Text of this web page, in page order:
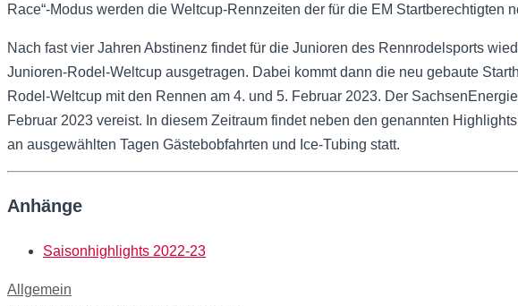
Race“-Modus werden die Weltcup-Rennzeiten der für die EM Startberechtigten
Nach fast vier Jahren Abstinenz findet für die Junioren des Rennrodelsports
Junioren-Rodel-Weltcup ausgetragen. Dabei kommt dann die neu gebaute
Rodel-Weltcup mit den Rennen am 4. und 5. Februar 2023. Der
Februar 2023 vereist. In diesem Zeitraum findet neben den genannten
an ausgewählten Tagen Gästebobfahrten und Ice-Tubing statt.
Anhänge
Saisonhighlights 2022-23
Kategorien
Allgemein